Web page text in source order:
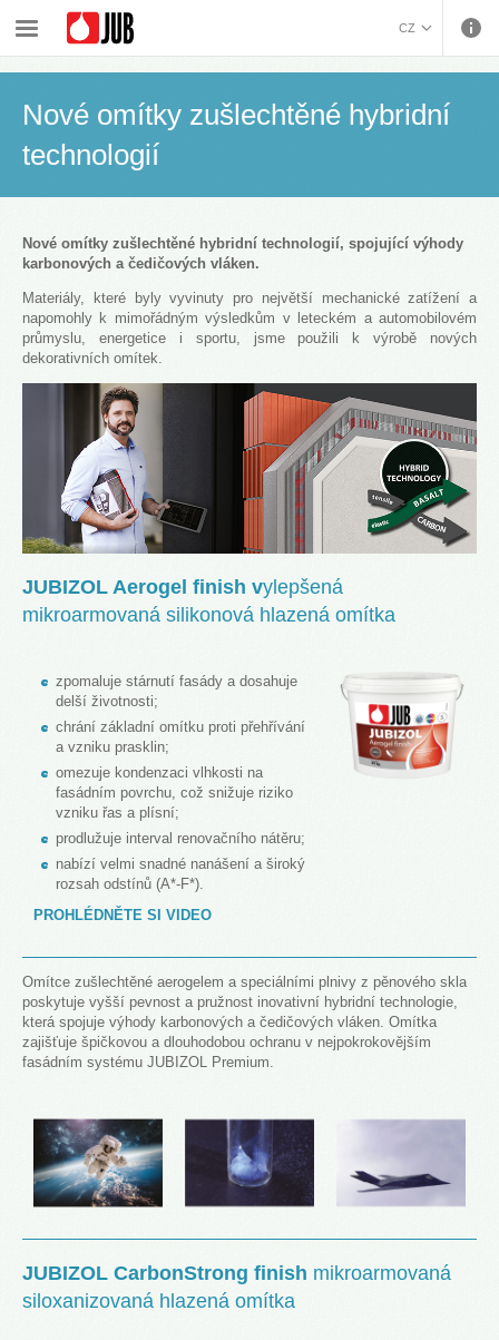
BOSANSKI (BOSNIAN)
HRVATSKI (CROATIAN)
CZ
ENGLISH (ENGLISH)
ITALIANO (ITALIAN)
МАКЕДОНСКИ
(MACEDONIAN)
ROMÂNĂ (ROMANIAN)
РУССКИЙ (RUSSIAN)
SLOVENČINA (SLOVAK)
SLOVENŠČINA
(SLOVENIAN)
Fasádní systémy a energetická řešení
Nové omítky zušlechtěné hybridní technologií
Nové omítky zušlechtěné hybridní
technologií
Nové omítky zušlechtěné hybridní technologií, spojující výhody
karbonových a čedičových vláken.
Materiály, které byly vyvinuty pro největší mechanické zatížení a
napomohly k mimořádným výsledkům v leteckém a automobilovém
průmyslu, energetice i sportu, jsme použili k výrobě nových
dekorativních omítek.
JUBIZOL Aerogel finish vylepšená
mikroarmovaná silikonová hlazená omítka
zpomaluje stárnutí fasády a dosahuje
delší životnosti;
chrání základní omítku proti přehřívání
a vzniku prasklin;
omezuje kondenzaci vlhkosti na
fasádním povrchu, což snižuje riziko
vzniku řas a plísní;
prodlužuje interval renovačního nátěru;
nabízí velmi snadné nanášení a široký
rozsah odstínů (A*-F*).
PROHLÉDNĚTE SI VIDEO
Omítce zušlechtěné aerogelem a speciálními plnivy z pěnového skla
poskytuje vyšší pevnost a pružnost inovativní hybridní technologie,
která spojuje výhody karbonových a čedičových vláken. Omítka
zajišťuje špičkovou a dlouhodobou ochranu v nejpokrokovějším
fasádním systému JUBIZOL Premium.
JUBIZOL CarbonStrong finish mikroarmovaná
siloxanizovaná hlazená omítka